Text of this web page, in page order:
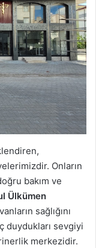
Onların
bakım ve
Ülkümen
sağlığını
duydukları sevgiyi
merkezidir.